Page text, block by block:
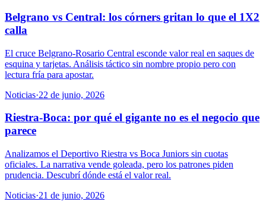
Belgrano vs Central: los córners gritan lo que el 1X2
calla
El cruce Belgrano-Rosario Central esconde valor real en saques de
esquina y tarjetas. Análisis táctico sin nombre propio pero con
lectura fría para apostar.
Noticias·22 de junio, 2026
Riestra-Boca: por qué el gigante no es el negocio que
parece
Analizamos el Deportivo Riestra vs Boca Juniors sin cuotas
oficiales. La narrativa vende goleada, pero los patrones piden
prudencia. Descubrí dónde está el valor real.
Noticias·21 de junio, 2026